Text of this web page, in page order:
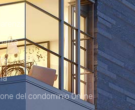
del condominio Online